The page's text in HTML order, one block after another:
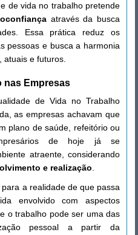
de vida no trabalho pretende
através da busca
Essa prática reduz os
pessoas e busca a harmonia
e futuros.
nas Empresas
de Vida no Trabalho
as empresas achavam que
plano de saúde, refeitório ou
de hoje já se
atraente, considerando
e realização
a realidade de que passa
envolvido com aspectos
o trabalho pode ser uma das
pessoal a partir da